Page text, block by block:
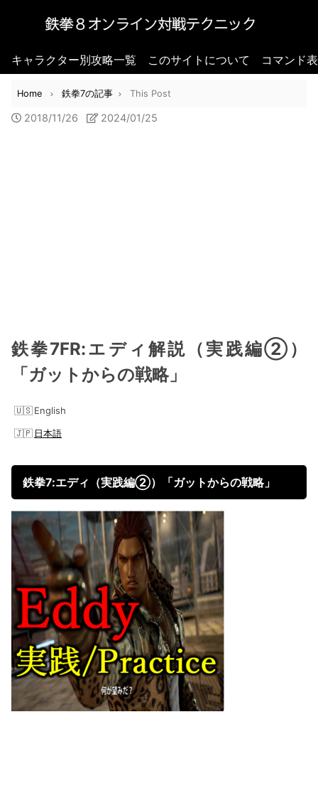
キャラクター別攻略一覧 このサイトについて コマンド
Home 鉄拳7の記事 This Post
2018/11/26 2024/01/25
鉄拳7FR:エディ解説（実践編②）
「ガットからの戦略」
English
日本語
鉄拳7:エディ（実践編②）「ガットからの戦略」